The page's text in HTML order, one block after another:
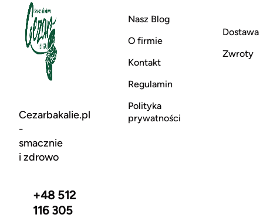
Cezarbakalie.pl
-
smacznie
i zdrowo
+48 512
116 305
Nasz Blog
O firmie
Kontakt
Regulamin
Polityka
prywatności
Dostawa
Zwroty